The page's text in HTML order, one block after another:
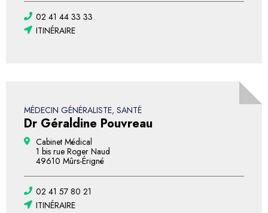
02 41 44 33 33
ITINÉRAIRE
MÉDECIN GÉNÉRALISTE, SANTÉ
Dr Géraldine Pouvreau
Cabinet Médical
1 bis rue Roger Naud
49610 Mûrs-Érigné
02 41 57 80 21
ITINÉRAIRE